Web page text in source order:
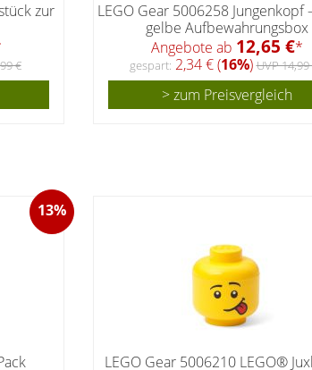
zur
€
LEGO Gear 5006258 Jungenkopf
gelbe Aufbewahrungsbox
Angebote ab 12,65 €*
gespart: 2,34 € (16%)UVP 14,99
> zum Preisvergleich
13%
LEGO Gear 5006210 LEGO®